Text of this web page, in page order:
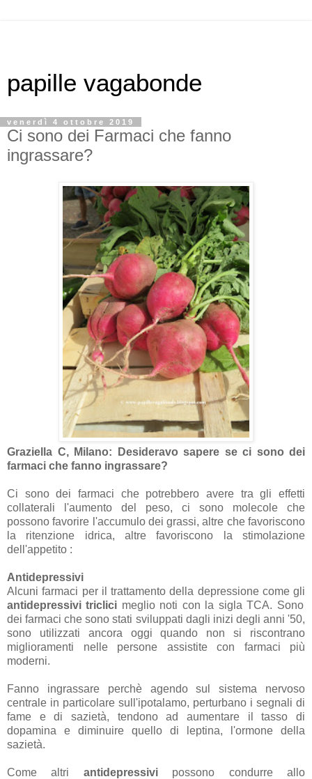
papille vagabonde
venerdì 4 ottobre 2019
Ci sono dei Farmaci che fanno
ingrassare?
Graziella C, Milano: Desideravo sapere se ci sono dei
farmaci che fanno ingrassare?
Ci sono dei farmaci che potrebbero avere tra gli effetti
collaterali l'aumento del peso, ci sono molecole che
possono favorire l'accumulo dei grassi, altre che favoriscono
la ritenzione idrica, altre favoriscono la stimolazione
dell'appetito :
Antidepressivi
Alcuni farmaci per il trattamento della depressione come gli
antidepressivi triclici meglio noti con la sigla TCA. Sono
dei farmaci che sono stati sviluppati dagli inizi degli anni '50,
sono utilizzati ancora oggi quando non si riscontrano
miglioramenti nelle persone assistite con farmaci più
moderni.
Fanno ingrassare perchè agendo sul sistema nervoso
centrale in particolare sull'ipotalamo, perturbano i segnali di
fame e di sazietà, tendono ad aumentare il tasso di
dopamina e diminuire quello di leptina, l'ormone della
sazietà.
Come altri antidepressivipossono condurre allo